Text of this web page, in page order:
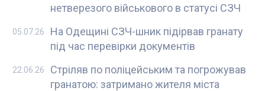
нетверезого військового в статусі СЗЧ
На Одещині СЗЧ-шник підірвав гранату
під час перевірки документів
05.07.26
Стріляв по поліцейським та погрожував
гранатою: затримано жителя міста
22.06.26